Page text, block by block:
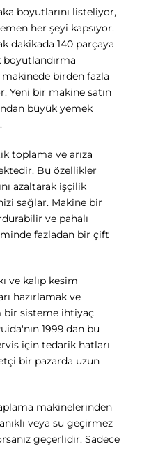
boyutlarını listeliyor,
her şeyi kapsıyor.
dakikada 140 parçaya
boyutlandırma
birden fazla
Yeni bir makine satın
büyük yemek
toplama ve arıza
Bu özellikler
azaltarak işçilik
sağlar. Makine bir
ve pahalı
fazladan bir çift
ve kalıp kesim
hazırlamak ve
bir sisteme ihtiyaç
1999'dan bu
için tedarik hatları
bir pazarda uzun
makinelerinden
veya su geçirmez
geçerlidir. Sadece